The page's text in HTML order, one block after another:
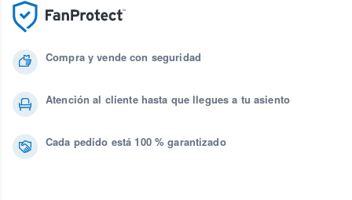
Compra y vende con seguridad
Atención al cliente hasta que llegues a tu asiento
Cada pedido está 100 % garantizado